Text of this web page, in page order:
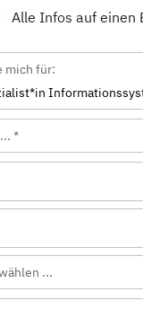
Alle Infos auf einen
mich für:
*
...